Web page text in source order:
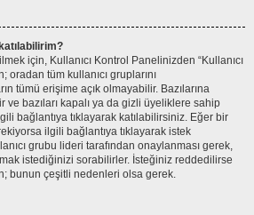
için, Kullanıcı Kontrol Panelinizden “Kullanıcı
oradan tüm kullanıcı gruplarını
tümü erişime açık olmayabilir. Bazılarına
ve bazıları kapalı ya da gizli üyeliklere sahip
bağlantıya tıklayarak katılabilirsiniz. Eğer bir
ilgili bağlantıya tıklayarak istek
grubu lideri tarafından onaylanması gerek,
istediğinizi sorabilirler. İsteğiniz reddedilirse
bunun çeşitli nedenleri olsa gerek.